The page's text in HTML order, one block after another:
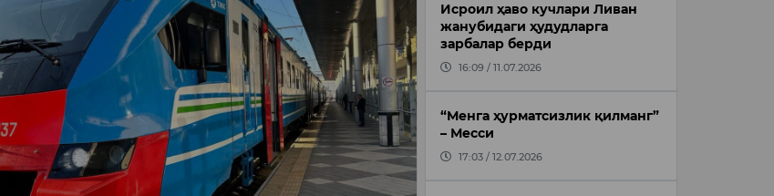
Исроил ҳаво кучлари Ливан
жанубидаги ҳудудларга
зарбалар берди
16:09 / 11.07.2026
“Менга ҳурматсизлик қилманг”
– Месси
17:03 / 12.07.2026